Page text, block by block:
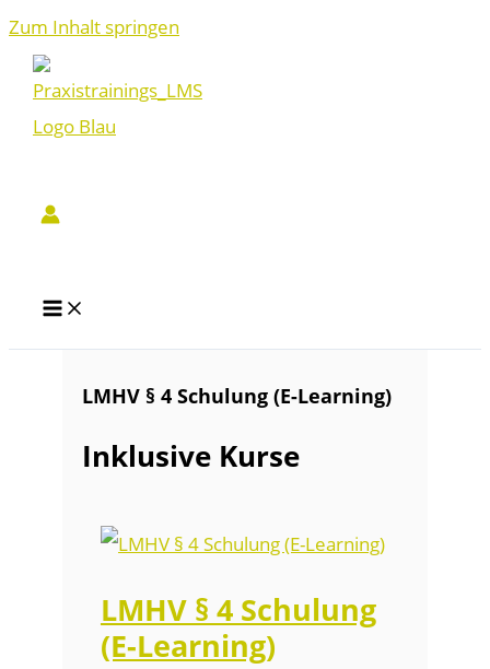
Zum Inhalt springen
LMHV § 4 Schulung (E-Learning)
Inklusive Kurse
LMHV § 4 Schulung
(E-Learning)